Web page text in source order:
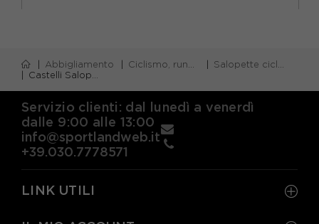
Abbigliamento Ciclismo, running e piscina
Salopette ciclismo
Castelli Salopette Ciclismo Velocissimo 5 Nero Uomo
Servizio clienti: dal lunedì a venerdì
dalle 9:00 alle 13:00
info@sportlandweb.it
+39.030.7778571
LINK UTILI